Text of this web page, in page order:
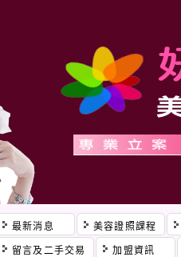
最新消息 美容證照課程
留言及二手交易 加盟資訊